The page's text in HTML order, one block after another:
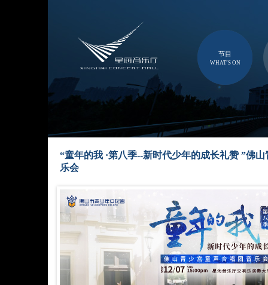
节目
WHAT'S ON
“童年的我 ·第八季--新时代少年的成长礼赞 ”佛
乐会